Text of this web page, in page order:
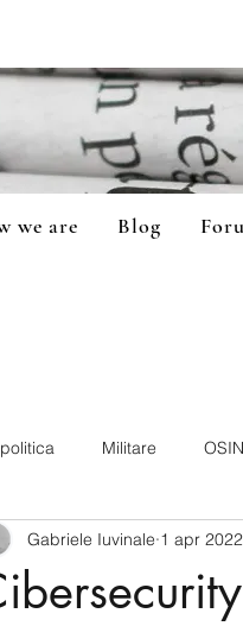
we are Blog
Militare
Information Tecnology
Gabriele Iuvinale 1 apr 2022